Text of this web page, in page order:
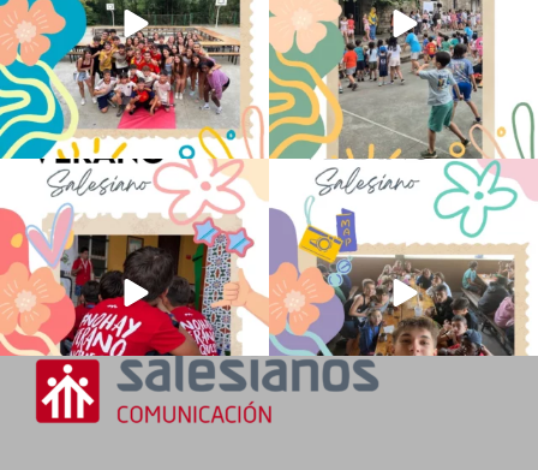
No hay verano sin que sea Salesiano ❤️
💫 en Luz 4
...
0
viviendo la alegría en el campamento
...